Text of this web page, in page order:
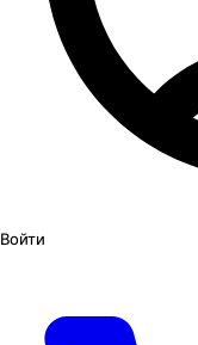
Войти